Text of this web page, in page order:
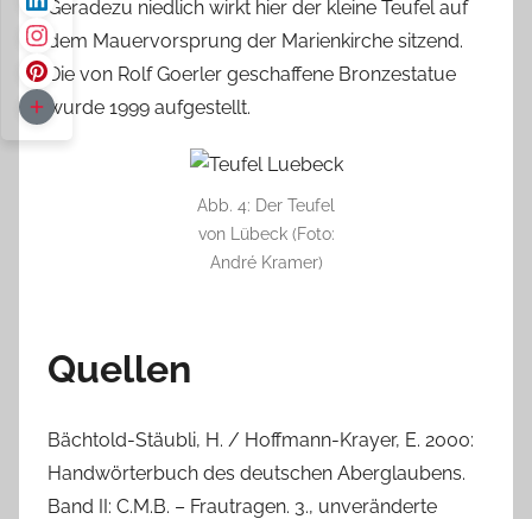
Geradezu niedlich wirkt hier der kleine Teufel auf
dem Mauervorsprung der Marienkirche sitzend.
Die von Rolf Goerler geschaffene Bronzestatue
wurde 1999 aufgestellt.
Abb. 4: Der Teufel
von Lübeck (Foto:
André Kramer)
Quellen
Bächtold-Stäubli, H. / Hoffmann-Krayer, E. 2000:
Handwörterbuch des deutschen Aberglaubens.
Band II: C.M.B. – Frautragen. 3., unveränderte